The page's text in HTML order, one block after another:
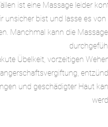
ist eine Massage leider
unsicher bist und lasse es
Manchmal kann die
Übelkeit, vorzeitigen
und geschädigter Haut